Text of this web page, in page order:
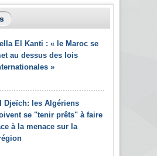
El Kanti : « le Maroc se
au dessus des lois
»
Djeïch: les Algériens
se "tenir prêts" à faire
à la menace sur la